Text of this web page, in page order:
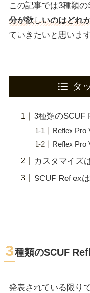
この記事では3種類
分が欲しいのはどれ
ていきたいと思います
タ
3種類のSCUF
Reflex Pro
Reflex Pro
カスタマイズ
SCUF Reflex
3種類のSCUF
発表されている限り